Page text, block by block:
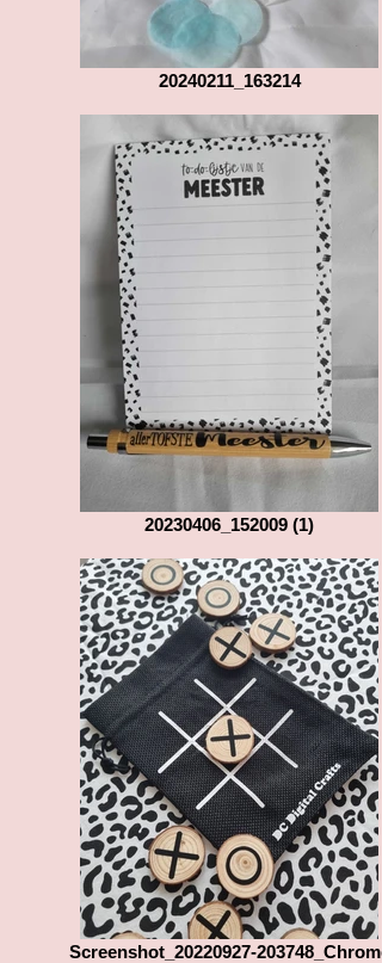
20240211_163214
20230406_152009 (1)
Screenshot_20220927-203748_Chrome